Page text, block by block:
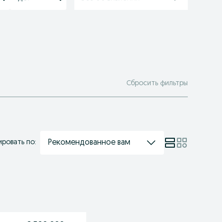
Сбросить фильтры
по: Рекомендованное вам